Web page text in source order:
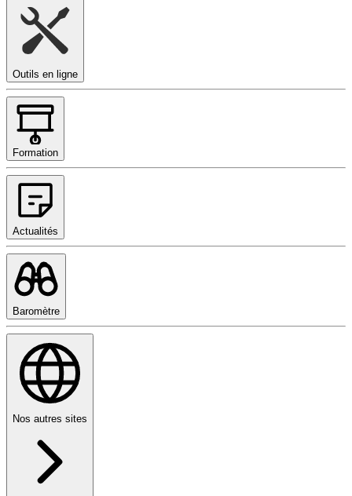
Outils en ligne
Formation
Actualités
Baromètre
Nos autres sites